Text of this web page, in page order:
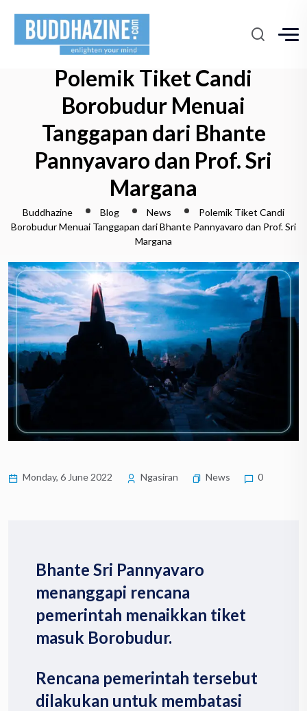
Polemik Tiket Candi
Borobudur Menuai
Tanggapan dari Bhante
Pannyavaro dan Prof. Sri
Margana
Buddhazine Blog News
Polemik Tiket Candi
Borobudur Menuai Tanggapan dari Bhante Pannyavaro dan Prof. Sri
Margana
Monday, 6 June 2022 Ngasiran News 0
Bhante Sri Pannyavaro
menanggapi rencana
pemerintah menaikkan tiket
masuk Borobudur.
Rencana pemerintah tersebut
dilakukan untuk membatasi